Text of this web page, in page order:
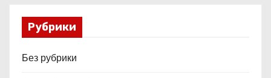
Рубрики
Без рубрики